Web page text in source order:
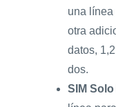
una línea
otra
datos,
dos.
SIM